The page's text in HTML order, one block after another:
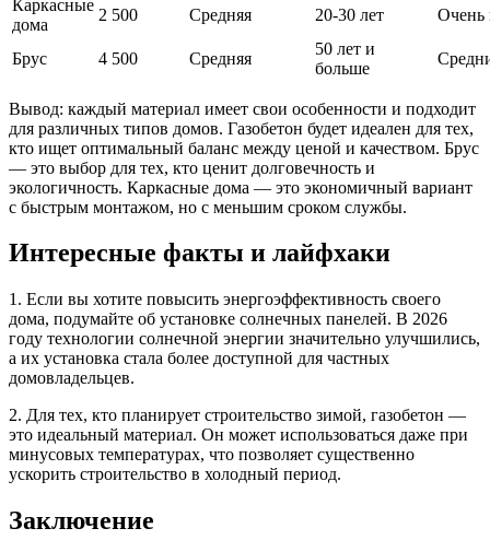
Каркасные
дома
2 500 Средняя 20-30 лет Очень
Брус 4 500 Средняя
50 лет и
больше
Вывод: каждый материал имеет свои особенности и подходит
для различных типов домов. Газобетон будет идеален для тех,
кто ищет оптимальный баланс между ценой и качеством. Брус
— это выбор для тех, кто ценит долговечность и
экологичность. Каркасные дома — это экономичный вариант
с быстрым монтажом, но с меньшим сроком службы.
Интересные факты и лайфхаки
1. Если вы хотите повысить энергоэффективность своего
дома, подумайте об установке солнечных панелей. В 2026
году технологии солнечной энергии значительно улучшились,
а их установка стала более доступной для частных
домовладельцев.
2. Для тех, кто планирует строительство зимой, газобетон —
это идеальный материал. Он может использоваться даже при
минусовых температурах, что позволяет существенно
ускорить строительство в холодный период.
Заключение